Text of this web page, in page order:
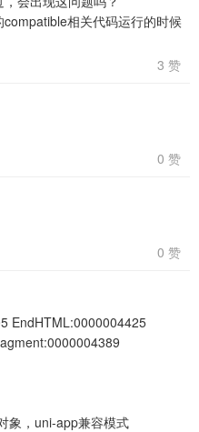
相关代码运行的时候
3 赞
0 赞
0 赞
EndHTML:0000004425
，uni-app兼容模式